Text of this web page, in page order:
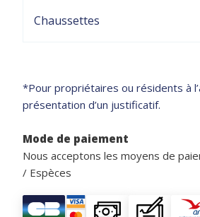
Chaussettes
*Pour propriétaires ou résidents à
présentation d’un justificatif.
Mode de paiement
Nous acceptons les moyens de
/ Espèces